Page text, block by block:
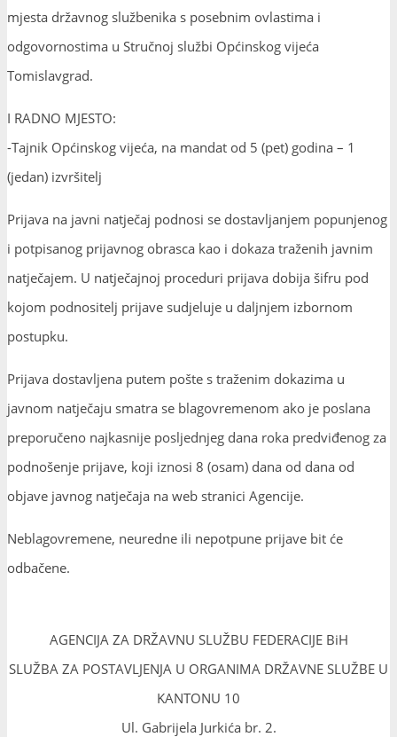
mjesta državnog službenika s posebnim ovlastima i
odgovornostima u Stručnoj službi Općinskog vijeća
Tomislavgrad.
I RADNO MJESTO:
-Tajnik Općinskog vijeća, na mandat od 5 (pet) godina – 1
(jedan) izvršitelj
Prijava na javni natječaj podnosi se dostavljanjem popunjenog
i potpisanog prijavnog obrasca kao i dokaza traženih javnim
natječajem. U natječajnoj proceduri prijava dobija šifru pod
kojom podnositelj prijave sudjeluje u daljnjem izbornom
postupku.
Prijava dostavljena putem pošte s traženim dokazima u
javnom natječaju smatra se blagovremenom ako je poslana
preporučeno najkasnije posljednjeg dana roka predviđenog za
podnošenje prijave, koji iznosi 8 (osam) dana od dana od
objave javnog natječaja na web stranici Agencije.
Neblagovremene, neuredne ili nepotpune prijave bit će
odbačene.
AGENCIJA ZA DRŽAVNU SLUŽBU FEDERACIJE BiH
SLUŽBA ZA POSTAVLJENJA U ORGANIMA DRŽAVNE SLUŽBE U
KANTONU 10
Ul. Gabrijela Jurkića br. 2.